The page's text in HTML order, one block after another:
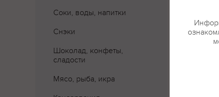
Соки, воды, напитки
Снэки
Шоколад, конфеты,
сладости
Мясо, рыба, икра